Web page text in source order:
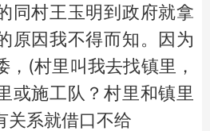
同村王玉明到政府就拿
原因我不得而知。因为
，(村里叫我去找镇里，
或施工队？村里和镇里
关系就借口不给